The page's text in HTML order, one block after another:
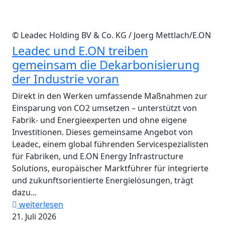
© Leadec Holding BV & Co. KG / Joerg Mettlach/E.ON
Leadec und E.ON treiben
gemeinsam die Dekarbonisierung
der Industrie voran
Direkt in den Werken umfassende Maßnahmen zur
Einsparung von CO2 umsetzen – unterstützt von
Fabrik- und Energieexperten und ohne eigene
Investitionen. Dieses gemeinsame Angebot von
Leadec, einem global führenden Servicespezialisten
für Fabriken, und E.ON Energy Infrastructure
Solutions, europäischer Marktführer für integrierte
und zukunftsorientierte Energielösungen, trägt
dazu...
weiterlesen
21. Juli 2026